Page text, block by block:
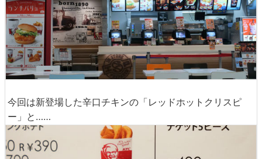
今回は新登場した辛口チキンの「レッドホットクリスピ
ー」と……